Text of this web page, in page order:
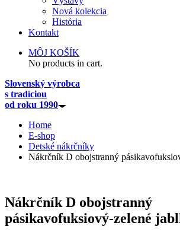
Nová kolekcia
História
Kontakt
MÔJ KOŠÍK
No products in cart.
Slovenský výrobca
s tradíciou
od roku 1990
Home
E-shop
Detské nákrčníky
Nákrčník D obojstranný
Nákrčník D obojstranný
pásikavofuksiový-zelené